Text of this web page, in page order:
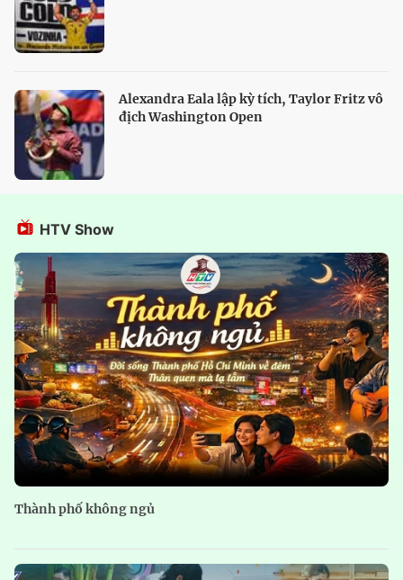
Alexandra Eala lập kỳ tích, Taylor Fritz vô
địch Washington Open
HTV Show
Thành phố không ngủ